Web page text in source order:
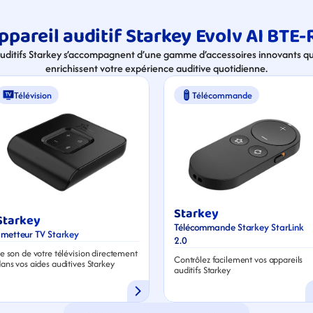
auditif Starkey Evolv AI
Starkey s’accompagnent d’une gamme d’accessoires innovants
enrichissent votre expérience auditive quotidienne.
Télévision
TV Starkey
son de votre télévision directement
vos aides auditives Starkey
Télécommande
Starkey
Télécommande Starkey StarLink
2.0
Contrôlez facilement vos appareils
auditifs Starkey